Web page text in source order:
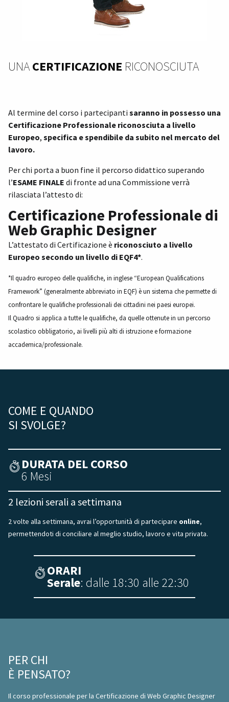
UNACERTIFICAZIONE RICONOSCIUTA
Al termine del corso i partecipanti saranno in possesso una
Certificazione Professionale riconosciuta a livello
Europeo, specifica e spendibile da subito nel mercato del
lavoro.
Per chi porta a buon fine il percorso didattico superando
l’ESAME FINALE di fronte ad una Commissione verrà
rilasciata l’attesto di:
Certificazione Professionale di
Web Graphic Designer
L’attestato di Certificazione è riconosciuto a livello
Europeo secondo un livello di EQF4*.
*Il quadro europeo delle qualifiche, in inglese “European Qualifications
Framework” (generalmente abbreviato in EQF) è un sistema che permette di
confrontare le qualifiche professionali dei cittadini nei paesi europei.
Il Quadro si applica a tutte le qualifiche, da quelle ottenute in un percorso
scolastico obbligatorio, ai livelli più alti di istruzione e formazione
accademica/professionale.
COME E QUANDO
SI SVOLGE?
DURATA DEL CORSO
6 Mesi
2 lezioni serali a settimana
2 volte alla settimana, avrai l’opportunità di partecipare online,
permettendoti di conciliare al meglio studio, lavoro e vita privata.
ORARI
Serale: dalle 18:30 alle 22:30
PER CHI
È PENSATO?
Il corso professionale per la Certificazione di Web Graphic Designer